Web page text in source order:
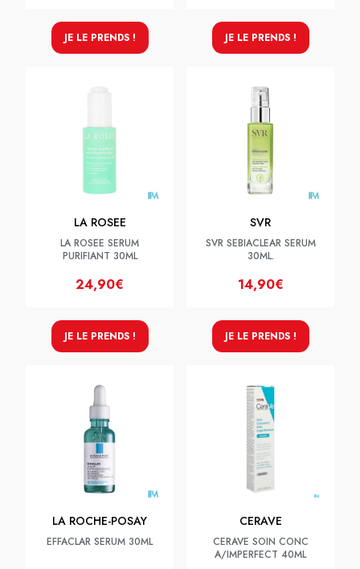
JE LE PRENDS ! JE LE PRENDS !
LA ROSEE
LA ROSEE SERUM
PURIFIANT 30ML
24,90€
JE LE PRENDS !
SVR
SVR SEBIACLEAR SERUM
30ML.
14,90€
JE LE PRENDS !
LA ROCHE-POSAY
EFFACLAR SERUM 30ML
CERAVE
CERAVE SOIN CONC
A/IMPERFECT 40ML